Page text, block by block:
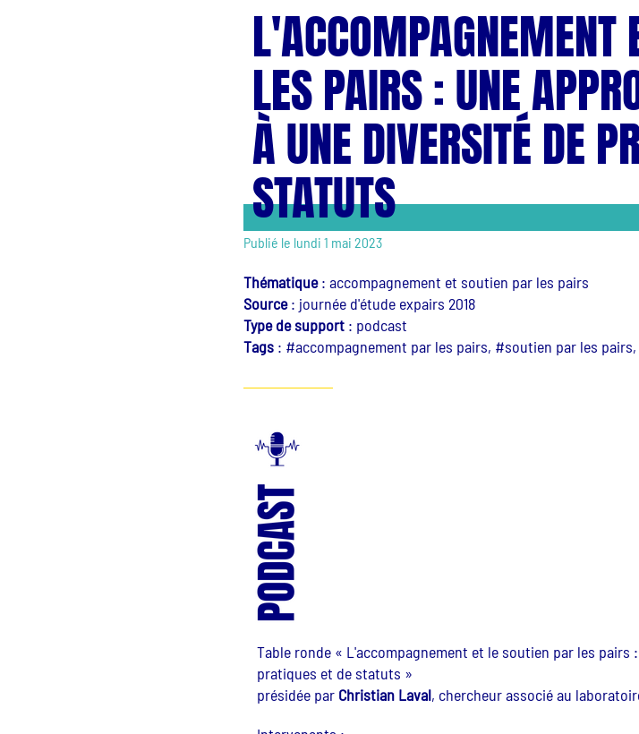
L'ACCOMPAGNEMENT
LES PAIRS : UNE
À UNE DIVERSITÉ DE
STATUTS
Publié le lundi 1 mai 2023
Thématique: accompagnement et soutien par les pairs
Source: journée d'étude expairs 2018
Type de support : podcast
Tags : #accompagnement par les pairs, #soutien par les
Table ronde « L'accompagnement et le soutien par les
pratiques et de statuts »
présidée par Christian Laval, chercheur associé au